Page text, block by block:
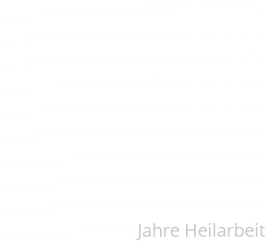
Jahre Heilarbeit